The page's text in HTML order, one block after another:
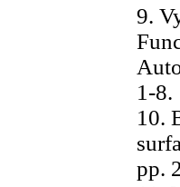
9.
1-8.
10.
pp.